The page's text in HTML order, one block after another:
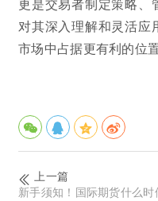
对其深入理解和灵活应
市场中占据更有利的位置
上一篇
新手须知！国际期货什么时